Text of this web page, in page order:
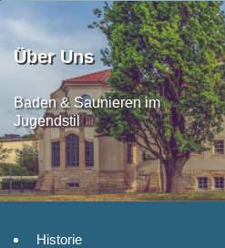
Über Uns
Baden & Saunieren im
Jugendstil
Historie